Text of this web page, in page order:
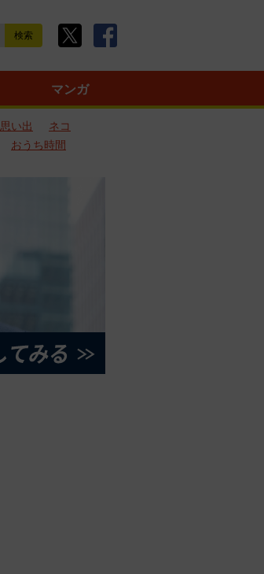
マンガ
思い出
ネコ
おうち時間